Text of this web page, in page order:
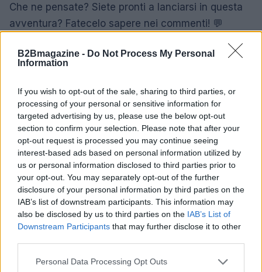
B2Bmagazine - Do Not Process My Personal
Information
If you wish to opt-out of the sale, sharing to third parties, or
processing of your personal or sensitive information for
targeted advertising by us, please use the below opt-out
section to confirm your selection. Please note that after your
opt-out request is processed you may continue seeing
interest-based ads based on personal information utilized by
us or personal information disclosed to third parties prior to
your opt-out. You may separately opt-out of the further
disclosure of your personal information by third parties on the
IAB’s list of downstream participants. This information may
also be disclosed by us to third parties on the IAB’s List of
Downstream Participants that may further disclose it to other
Please note that this website/app uses one or more Google
Personal Data Processing Opt Outs
Che ne pensate? Siete pronti a lanciarsi in questa
avventura? Fatecelo sapere nei commenti! 💬